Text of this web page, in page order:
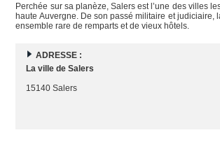
Perchée sur sa planèze, Salers est l’une des villes
haute Auvergne. De son passé militaire et judiciaire,
ensemble rare de remparts et de vieux hôtels.
ADRESSE :
La ville de Salers
15140 Salers